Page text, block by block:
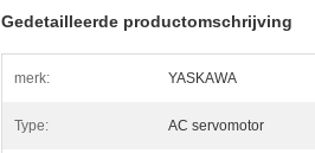
Gedetailleerde productomschrijving
merk: YASKAWA
Type: AC servomotor